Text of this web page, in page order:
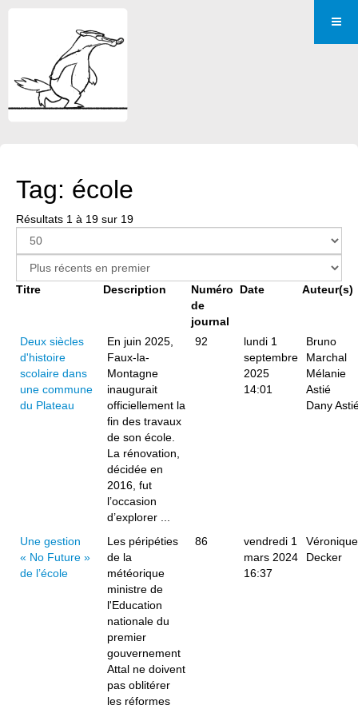
Tag: école
Résultats 1 à 19 sur 19
Titre Description
Numéro
de
journal
Date Auteur(s)
Deux siècles
d'histoire
scolaire dans
une commune
du Plateau
En juin 2025,
Faux-la-
Montagne
inaugurait
officiellement la
fin des travaux
de son école.
La rénovation,
décidée en
2016, fut
l’occasion
d’explorer ...
92
lundi 1
septembre
2025
14:01
Bruno
Marchal
Mélanie
Astié
Dany
Une gestion
« No Future »
de l’école
Les péripéties
de la
météorique
ministre de
l'Education
nationale du
premier
gouvernement
Attal ne doivent
pas oblitérer
les réformes
86
vendredi 1
mars 2024
16:37
Véronique
Decker